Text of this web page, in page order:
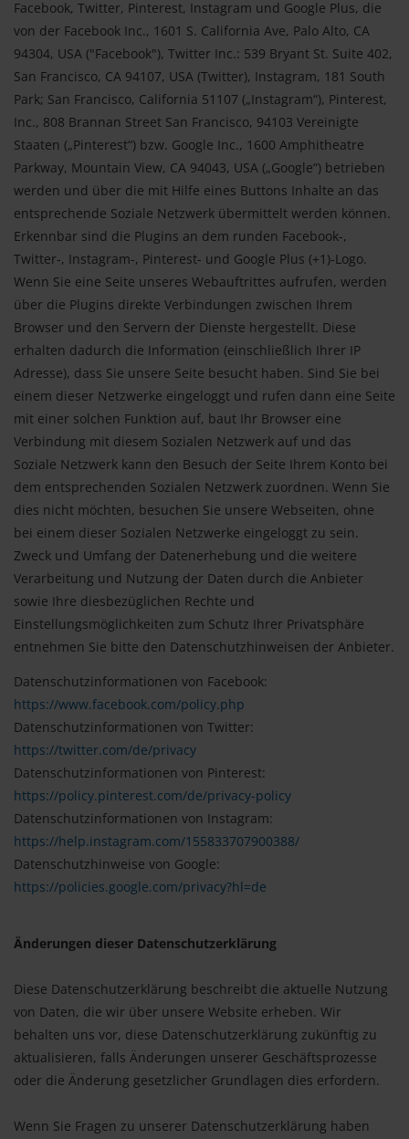
Facebook, Twitter, Pinterest, Instagram und Google Plus, die
von der Facebook Inc., 1601 S. California Ave, Palo Alto, CA
94304, USA ("Facebook"), Twitter Inc.: 539 Bryant St. Suite 402,
San Francisco, CA 94107, USA (Twitter), Instagram, 181 South
Park; San Francisco, California 51107 („Instagram“), Pinterest,
Inc., 808 Brannan Street San Francisco, 94103 Vereinigte
Staaten („Pinterest“) bzw. Google Inc., 1600 Amphitheatre
Parkway, Mountain View, CA 94043, USA („Google“) betrieben
werden und über die mit Hilfe eines Buttons Inhalte an das
entsprechende Soziale Netzwerk übermittelt werden können.
Erkennbar sind die Plugins an dem runden Facebook-,
Twitter-, Instagram-, Pinterest- und Google Plus (+1)-Logo.
Wenn Sie eine Seite unseres Webauftrittes aufrufen, werden
über die Plugins direkte Verbindungen zwischen Ihrem
Browser und den Servern der Dienste hergestellt. Diese
erhalten dadurch die Information (einschließlich Ihrer IP
Adresse), dass Sie unsere Seite besucht haben. Sind Sie bei
einem dieser Netzwerke eingeloggt und rufen dann eine Seite
mit einer solchen Funktion auf, baut Ihr Browser eine
Verbindung mit diesem Sozialen Netzwerk auf und das
Soziale Netzwerk kann den Besuch der Seite Ihrem Konto bei
dem entsprechenden Sozialen Netzwerk zuordnen. Wenn Sie
dies nicht möchten, besuchen Sie unsere Webseiten, ohne
bei einem dieser Sozialen Netzwerke eingeloggt zu sein.
Zweck und Umfang der Datenerhebung und die weitere
Verarbeitung und Nutzung der Daten durch die Anbieter
sowie Ihre diesbezüglichen Rechte und
Einstellungsmöglichkeiten zum Schutz Ihrer Privatsphäre
entnehmen Sie bitte den Datenschutzhinweisen der Anbieter.
Datenschutzinformationen von Facebook:
https://www.facebook.com/policy.php
Datenschutzinformationen von Twitter:
https://twitter.com/de/privacy
Datenschutzinformationen von Pinterest:
https://policy.pinterest.com/de/privacy-policy
Datenschutzinformationen von Instagram:
https://help.instagram.com/155833707900388/
Datenschutzhinweise von Google:
https://policies.google.com/privacy?hl=de
Änderungen dieser Datenschutzerklärung
Diese Datenschutzerklärung beschreibt die aktuelle Nutzung
von Daten, die wir über unsere Website erheben. Wir
behalten uns vor, diese Datenschutzerklärung zukünftig zu
aktualisieren, falls Änderungen unserer Geschäftsprozesse
oder die Änderung gesetzlicher Grundlagen dies erfordern.
Wenn Sie Fragen zu unserer Datenschutzerklärung haben